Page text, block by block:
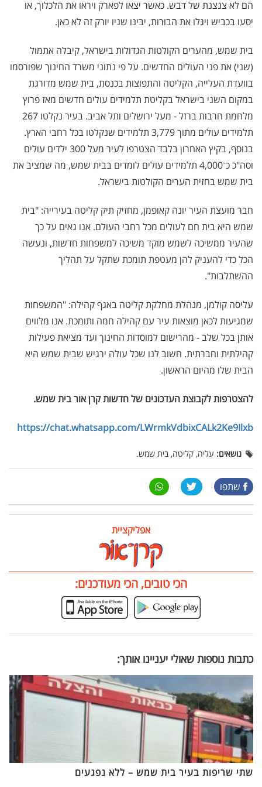
הם לא צנצנת של דבש. כאשר יצאו לפארק ויראו את הלכלוך, או
יסעו בכביש ויגלו את הבורות, יבינו שניו יורק זה לא כאן.
בית שמש, מהערים הקולטות הגדולות בישראל, קיבלה אתמול
(שני) את פני העולים החדשים. על פי נתוני משרד החינוך שפורסמו
בוועדת העלייה, הקליטה והתפוצות בכנסת, בית שמש מדורגת
במקום השני בישראל בקליטת תלמידים עולים חדשים מאז פרוץ
מלחמת חרבות ברזל - מעל ירושלים ותל אביב. בעיר נקלטו 267
תלמידים עולים מתוך 3,779 תלמידים שנקלטו בכל רחבי הארץ.
בנוסף, בקיץ האחרון בלבד הצטרפו לעיר מעל 300 ילדים עולים
וסה"כ כ־4,000 תלמידים עולים לומדים בבית שמש, מה שמציב את
בית שמש בחזית הערים הקולטות בישראל.
חבר מועצת העיר יונה קאופמן, מחזיק תיק קליטה בעירייה: "בית
שמש היא בית חם לעולים מכל רחבי העולם. אנו גאים על כך
שהעיר ממשיכה לשמש מוקד משיכה למשפחות חדשות, ונעשה
הכל כדי להעניק להן מעטפת תומכת שתקל על תהליך
ההשתלבות".
עליסה קולמן, מנהלת מחלקת קליטה באגף קהילה: "המשפחות
שמגיעות לכאן מוצאות עיר עם קהילה חמה ותומכת. אנו מלווים
אותן בכל שלב - מהרישום למוסדות החינוך ועד מציאת פעילות
קהילתית וחברתית. חשוב לנו שכל עולה ירגיש שבית שמש היא
הבית שלו מהיום הראשון.
להצטרפות לקבוצת העדכונים של חדשות קרן אור בית שמש.
https://chat.whatsapp.com/LWrmkVdbixCALk2Ke9Ilxb
נושאים: עליה, קליטה, בית שמש.
שתפו
אפליקציית
הכי טובים, הכי מעודכנים:
כתבות נוספות שאולי יעניינו אותך:
שתי שריפות בעיר בית שמש – ללא נפגעים